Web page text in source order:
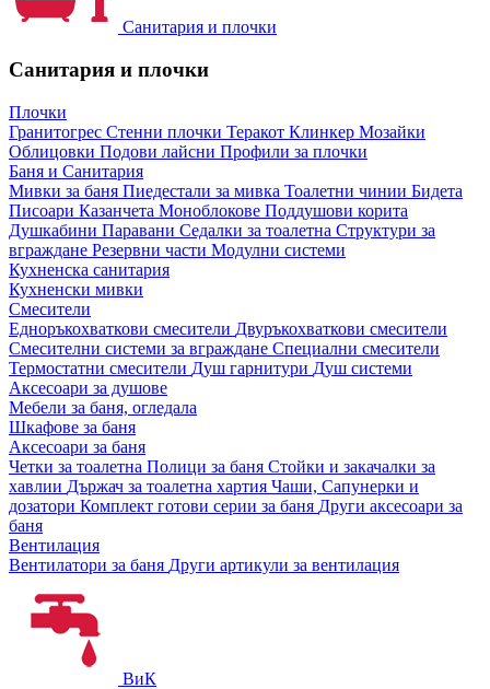
Санитария и плочки
Санитария и плочки
Плочки
Гранитогрес Стенни плочки Теракот Клинкер Мозайки
Облицовки Подови лайсни Профили за плочки
Баня и Санитария
Мивки за баня Пиедестали за мивка Тоалетни чинии Бидета
Писоари Казанчета Моноблокове Поддушови корита
Душкабини Паравани Седалки за тоалетна Структури за
вграждане Резервни части Модулни системи
Кухненска санитария
Кухненски мивки
Смесители
Едноръкохваткови смесители Двуръкохваткови смесители
Смесителни системи за вграждане Специални смесители
Термостатни смесители Душ гарнитури Душ системи
Аксесоари за душове
Мебели за баня, огледала
Шкафове за баня
Аксесоари за баня
Четки за тоалетна Полици за баня Стойки и закачалки за
хавлии Държач за тоалетна хартия Чаши, Сапунерки и
дозатори Комплект готови серии за баня Други аксесоари за
баня
Вентилация
Вентилатори за баня Други артикули за вентилация
ВиК